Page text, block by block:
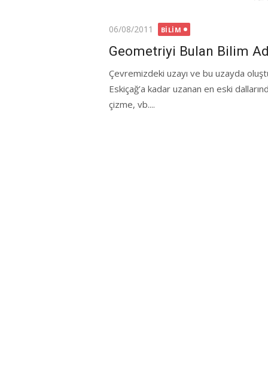
Posted
06/08/2011 BILIM
Geometriyi Bulan Bilim
Çevremizdeki uzayı ve bu uzayda
Eskiçağ’a kadar uzanan en eski
çizme, vb....